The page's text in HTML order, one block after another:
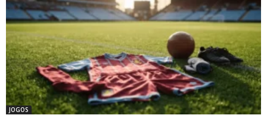
JOGOS